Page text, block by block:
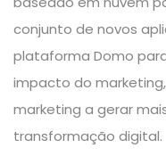
conjunto de novos
plataforma Domo
impacto do
marketing a gerar
transformação digital.